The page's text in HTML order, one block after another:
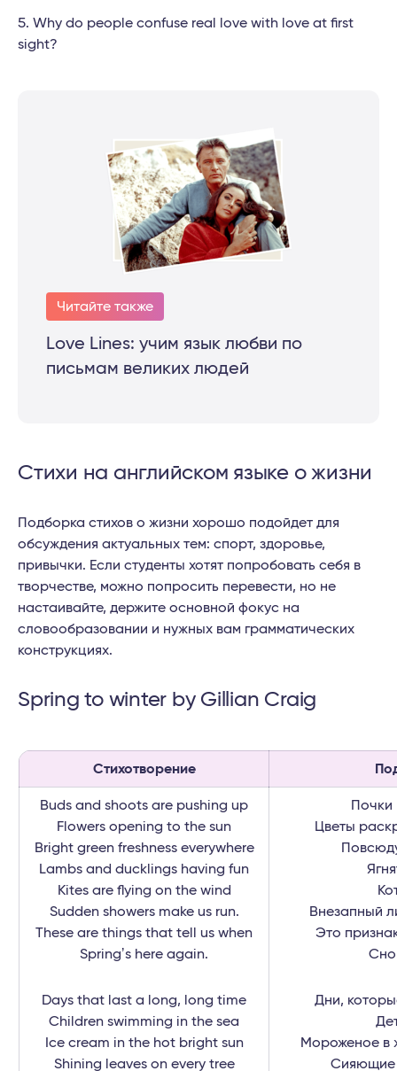
Why do people confuse real love with love at first
sight?
Читайте также
Love Lines: учим язык любви по
письмам великих людей
Стихи на английском языке о жизни
Подборка стихов о жизни хорошо подойдет для
обсуждения актуальных тем: спорт, здоровье,
привычки. Если студенты хотят попробовать себя в
творчестве, можно попросить перевести, но не
настаивайте, держите основной фокус на
словообразовании и нужных вам грамматических
конструкциях.
Spring to winter by Gillian Craig
Стихотворение
Buds and shoots are pushing up
Flowers opening to the sun
Bright green freshness everywhere
Lambs and ducklings having fun
Kites are flying on the wind
Sudden showers make us run.
These are things that tell us when
Springʼs here again.
Days that last a long, long time
Children swimming in the sea
Ice cream in the hot bright sun
Shining leaves on every tree
Почки
Цветы
Внезапный
Это
Дни,
Мороженое в
Сияющие